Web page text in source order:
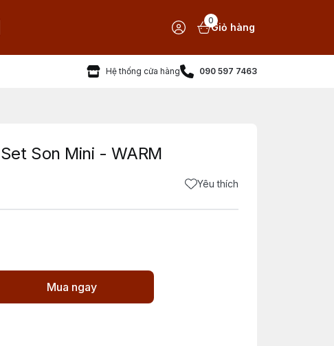
0
Giỏ hàng
Hệ thống cửa hàng 090 597 7463
Son Mini - WARM
Yêu thích
Mua ngay